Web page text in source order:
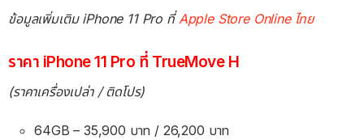
ข้อมูลเพิ่มเติม iPhone 11 Pro ที่Apple Store Online ไทย
ราคา iPhone 11 Pro ที่ TrueMove H
(ราคาเครื่องเปล่า / ติดโปร)
64GB – 35,900 บาท / 26,200 บาท